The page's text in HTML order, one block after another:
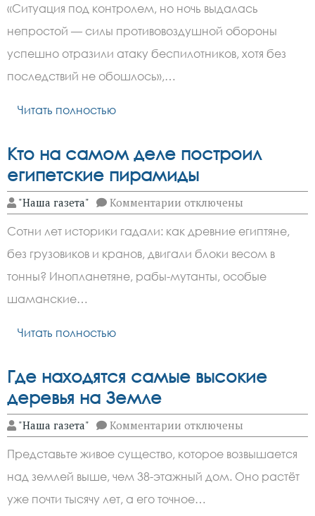
сбила
более
30
дронов
над
«Ситуация под контролем, но ночь выдалась
непростой — силы противовоздушной обороны
успешно отразили атаку беспилотников, хотя без
последствий не обошлось»,…
Читать полностью
Кто на самом деле построил
египетские пирамиды
"Наша газета" Комментарии к
записи
на
самом
деле
построил
египетские
отключены
Сотни лет историки гадали: как древние египтяне,
без грузовиков и кранов, двигали блоки весом в
тонны? Инопланетяне, рабы-мутанты, особые
шаманские…
Читать полностью
Где находятся самые высокие
деревья на Земле
"Наша газета" Комментарии к
записи
находятся
самые
высокие
деревья
на
отключены
Представьте живое существо, которое возвышается
над землей выше, чем 38-этажный дом. Оно растёт
уже почти тысячу лет, а его точное…